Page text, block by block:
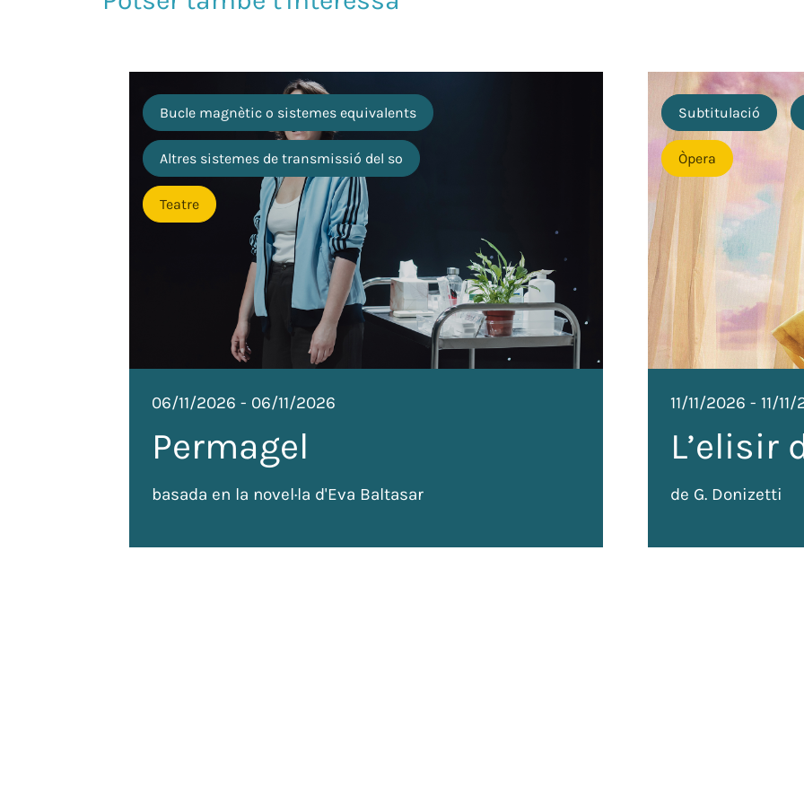
Bucle magnètic o sistemes equivalents
Altres sistemes de transmissió del so
Teatre
06/11/2026 - 06/11/2026
Permagel
basada en la novel·la d'Eva Baltasar
Subtitulació
Òpera
11/11/2026 - 11/
L’elisir
de G. Donizetti